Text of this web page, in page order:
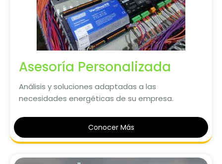
Asesoría Personalizada
Análisis y soluciones adaptadas a las
necesidades energéticas de su empresa.
Conocer Más